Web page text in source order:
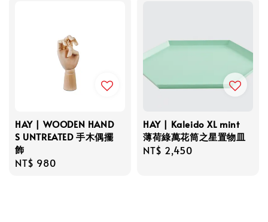
HAY | WOODEN HAND
S UNTREATED 手木偶擺
飾
Regular
NT$ 980
HAY | Kaleido XL mint
薄荷綠萬花筒之星置物皿
Regular
NT$ 2,450